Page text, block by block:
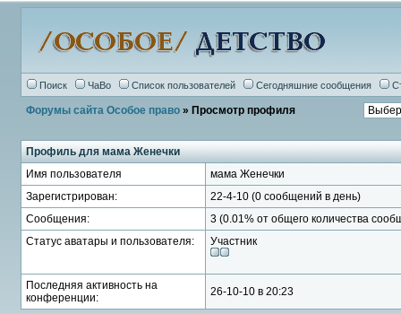
Поиск ЧаВо Список пользователей Сегодняшние сообщения
Форумы сайта Особое право» Просмотр профиля
Профиль для мама Женечки
Имя пользователя
мама Женечки
Зарегистрирован:
22-4-10 (0 сообщений в день)
Сообщения:
3 (0.01% от общего количества
Статус аватары и пользователя:
Участник
Последняя активность на
конференции:
26-10-10 в 20:23